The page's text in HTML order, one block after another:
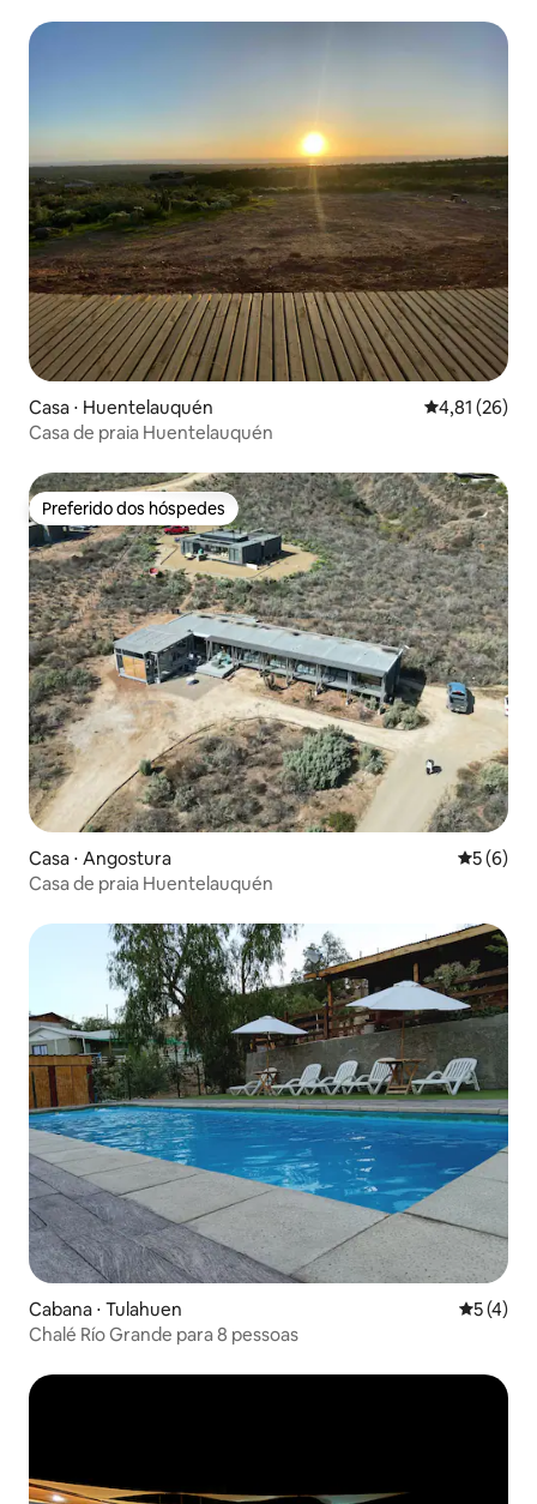
Casa ⋅ Huentelauquén 4,81 de uma
4,81 (26)
Casa de praia Huentelauquén
Preferido dos hóspedes
Preferido dos hóspedes
Casa ⋅ Angostura 5 de
5 (6)
Casa de praia Huentelauquén
Cabana ⋅ Tulahuen 5 de
5 (4)
Chalé Río Grande para 8 pessoas